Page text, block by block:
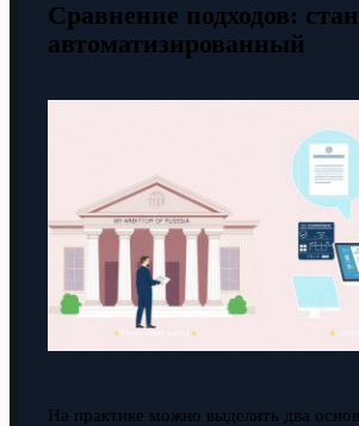
Сравнение подходов:
автоматизированный
На практике можно выделить два